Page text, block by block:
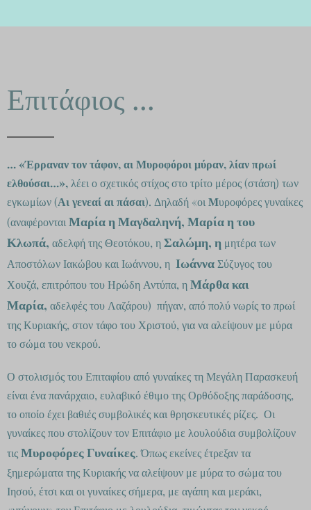
Επιτάφιος ...
… «Έρραναν τον τάφον, αι Μυροφόροι μύραν, λίαν πρωί
ελθούσαι…»,λέει ο σχετικός στίχος στο τρίτο μέρος (στάση) των
εγκωμίων (Αι γενεαί αι πάσαι). Δηλαδή «οιΜυροφόρες γυναίκες
(αναφέρονταιΜαρία η Μαγδαληνή, Μαρία η του
Κλωπά, αδελφή της Θεοτόκου, ηΣαλώμη, η μητέρα των
Αποστόλων Ιακώβου και Ιωάννου, η ΙωάνναΣύζυγος του
Χουζά, επιτρόπου του Ηρώδη Αντύπα, ηΜάρθα και
Μαρία, αδελφές του Λαζάρου) πήγαν, από πολύ νωρίς το πρωί
της Κυριακής, στον τάφο του Χριστού, για να αλείψουν με μύρα
το σώμα του νεκρού.
Ο στολισμός του Επιταφίου από γυναίκες τη Μεγάλη Παρασκευή
είναι ένα πανάρχαιο, ευλαβικό έθιμο της Ορθόδοξης παράδοσης,
το οποίο έχει βαθιές συμβολικές και θρησκευτικές ρίζες. Οι
γυναίκες που στολίζουν τον Επιτάφιο με λουλούδια συμβολίζουν
τιςΜυροφόρες Γυναίκες. Όπως εκείνες έτρεξαν τα
ξημερώματα της Κυριακής να αλείψουν με μύρα το σώμα του
Ιησού, έτσι και οι γυναίκες σήμερα, με αγάπη και μεράκι,